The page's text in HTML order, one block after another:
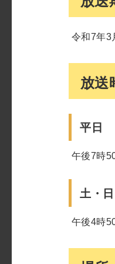
令和7年3
放送
平日
午後7時
土・
午後4時